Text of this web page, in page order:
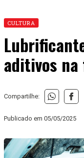
CULTURA
aditivos
Compartilhe:
Publicado em 05/05/2025